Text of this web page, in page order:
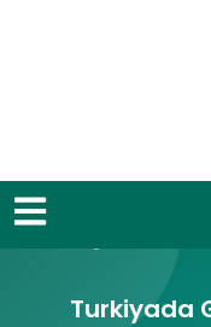
Turkiyada